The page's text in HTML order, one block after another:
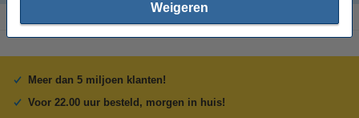
Weigeren
Meer dan 5 miljoen klanten!
Voor 22.00 uur besteld, morgen in huis!